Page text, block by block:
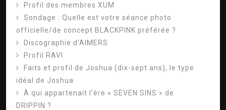
Profil des membres XUM
Sondage : Quelle est votre séance photo
officielle/de concept BLACKPINK préférée ?
Discographie d'AIMERS
Profil RAVI
Faits et profil de Joshua (dix-sept ans), le type
idéal de Joshua
À qui appartenait l'ère « SEVEN SINS » de
DRIPPIN ?